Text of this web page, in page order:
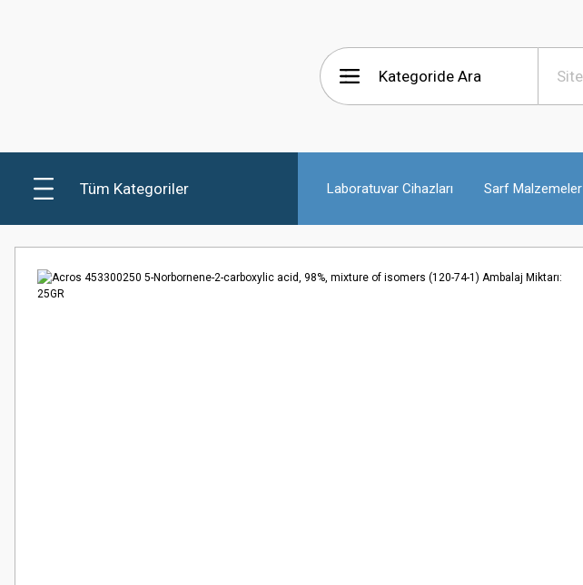
Tüm Kategoriler Laboratuvar Cihazları Sarf Malzemeler